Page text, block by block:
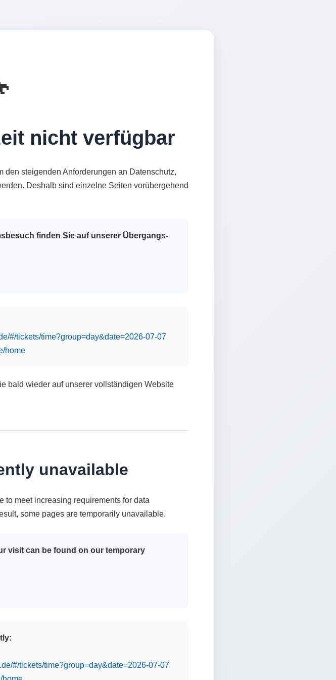
nicht verfügbar
den steigenden Anforderungen an Datenschutz,
Deshalb sind einzelne Seiten vorübergehend
finden Sie auf unserer Übergangs-
#/tickets/time?group=day&date=2026-07-07
home
bald wieder auf unserer vollständigen Website
unavailable
to meet increasing requirements for data
some pages are temporarily unavailable.
visit can be found on our temporary
#/tickets/time?group=day&date=2026-07-07